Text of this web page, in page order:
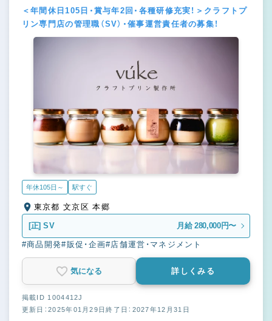
＜年間休日105日・賞与年2回・各種研修充実！＞クラフトプ
リン専門店の管理職（SV）・催事運営責任者の募集！
年休105日～ 駅すぐ
東京都 文京区 本郷
[正] SV 月給 280,000円〜
#商品開発#販促・企画#店舗運営・マネジメント
気になる 詳しくみる
掲載ID 1004412J
更新日：2025年01月29日終了日：2027年12月31日